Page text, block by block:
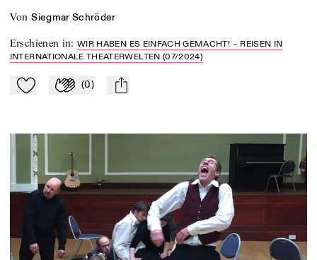
von Siegmar Schröder
Erschienen in:WIR HABEN ES EINFACH GEMACHT! – REISEN IN
INTERNATIONALE THEATERWELTEN (07/2024)
Zu Mein-TdZ hinzufügen
Applaudieren
(0) mail